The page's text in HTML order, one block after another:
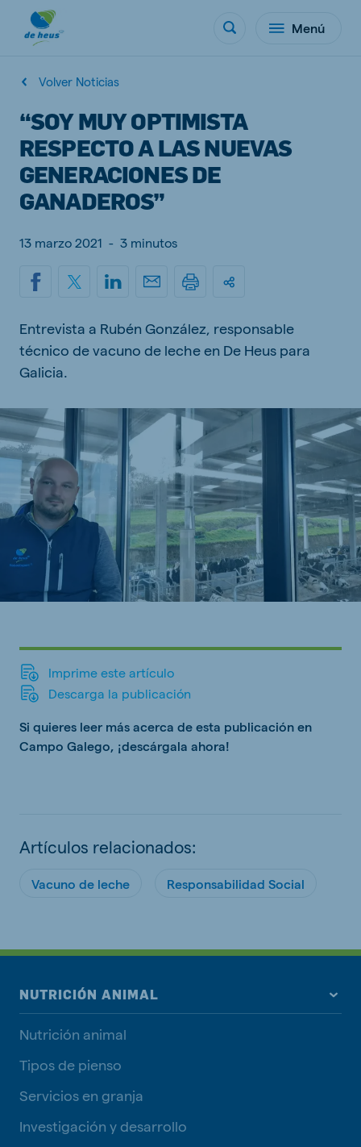
Menú
Volver Noticias
“SOY MUY OPTIMISTA
RESPECTO A LAS NUEVAS
GENERACIONES DE
GANADEROS”
13 marzo 2021 - 3 minutos
Entrevista a Rubén González, responsable
técnico de vacuno de leche en De Heus para
Galicia.
Imprime este artículo
Descarga la publicación
Si quieres leer más acerca de esta publicación en
Campo Galego, ¡descárgala ahora!
Artículos relacionados:
Vacuno de leche Responsabilidad Social
NUTRICIÓN ANIMAL
Nutrición animal
Tipos de pienso
Servicios en granja
Investigación y desarrollo